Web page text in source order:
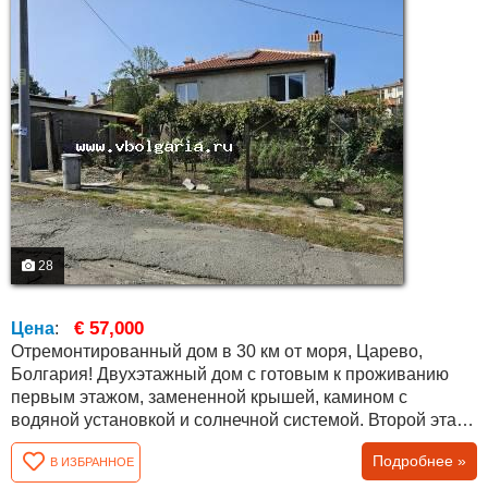
28
Цена: € 57,000
Отремонтированный дом в 30 км от моря, Царево,
Болгария! Двухэтажный дом с готовым к проживанию
первым этажом, замененной крышей, камином с
водяной установкой и солнечной системой. Второй этаж
подлежит ремонту, но была заменен электропроводка,
утеплены потолки и в большинстве комнат стены
В ИЗБРАННОЕ Подробнее »